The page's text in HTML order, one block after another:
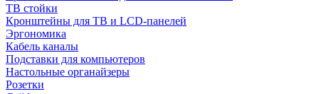
ТВ стойки
Кронштейны для ТВ и LCD-панелей
Эргономика
Кабель каналы
Подставки для компьютеров
Настольные органайзеры
Розетки